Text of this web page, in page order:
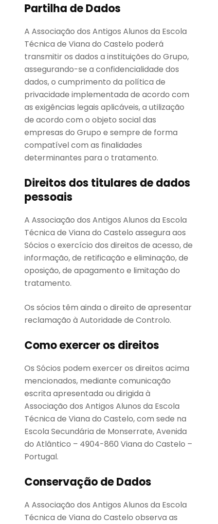
Partilha de Dados
A Associação dos Antigos Alunos da Escola
Técnica de Viana do Castelo poderá
transmitir os dados a instituições do Grupo,
assegurando-se a confidencialidade dos
dados, o cumprimento da política de
privacidade implementada de acordo com
as exigências legais aplicáveis, a utilização
de acordo com o objeto social das
empresas do Grupo e sempre de forma
compatível com as finalidades
determinantes para o tratamento.
Direitos dos titulares de dados
pessoais
A Associação dos Antigos Alunos da Escola
Técnica de Viana do Castelo assegura aos
Sócios o exercício dos direitos de acesso, de
informação, de retificação e eliminação, de
oposição, de apagamento e limitação do
tratamento.
Os sócios têm ainda o direito de apresentar
reclamação à Autoridade de Controlo.
Como exercer os direitos
Os Sócios podem exercer os direitos acima
mencionados, mediante comunicação
escrita apresentada ou dirigida à
Associação dos Antigos Alunos da Escola
Técnica de Viana do Castelo, com sede na
Escola Secundária de Monserrate, Avenida
do Atlântico – 4904-860 Viana do Castelo –
Portugal.
Conservação de Dados
A Associação dos Antigos Alunos da Escola
Técnica de Viana do Castelo observa as